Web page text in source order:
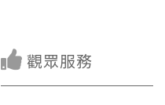
觀眾服務